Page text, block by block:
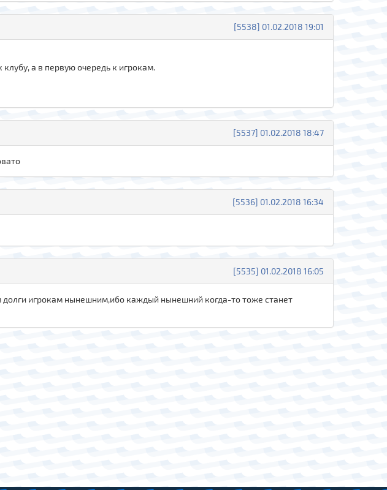
[5538] 01.02.2018 19:01
а в первую очередь к игрокам.
[5537] 01.02.2018 18:47
[5536] 01.02.2018 16:34
[5535] 01.02.2018 16:05
игрокам нынешним,ибо каждый нынешний когда-то тоже станет